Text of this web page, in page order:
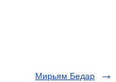
Мирьям Бедар